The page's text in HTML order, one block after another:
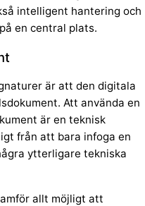
intelligent hantering och
en central plats.
är att den digitala
Att använda en
är en teknisk
från att bara infoga en
ytterligare tekniska
allt möjligt att